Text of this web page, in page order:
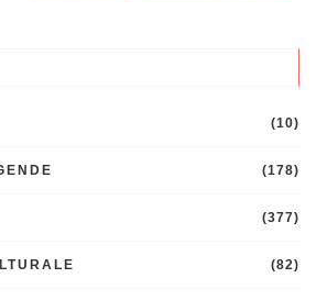
(10)
(178)
(377)
(82)